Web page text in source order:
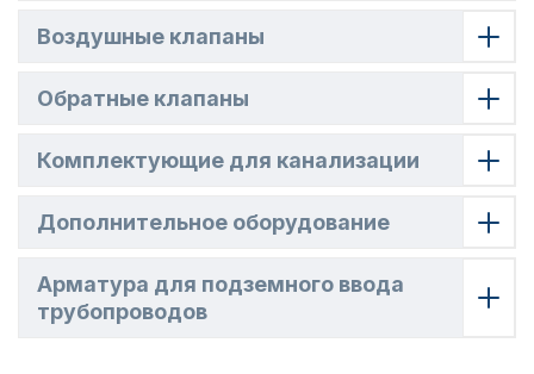
Воздушные клапаны
Обратные клапаны
Комплектующие для канализации
Дополнительное оборудование
Арматура для подземного ввода
трубопроводов